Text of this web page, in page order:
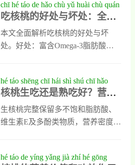
核桃对
物质能减轻人体对胰岛素的抵抗
性，能增强人体的耐糖能力，可以
加快身体内多余糖分的分解与代
谢，平时多吃一些核桃仁能稳定血
还能让血糖慢慢降下来。2
能晒干以后煮粥喝。青皮核桃仁滋
味诱人养生功效出色，但食用时也
要注意它的食用禁忌。青皮核桃仁
的功效与作用1、美容养颜美容养颜
肤的抗氧化能力，可延缓皮肤衰
老，而它含有的植物蛋白和其他活
性成分则能滋养细嫩肌肤，能促进
皮肤细胞再生和低谢也能防止皱纹
育，它不但能让人体
chī hé táo de hǎo chù yǔ huài chù quán
miàn jiě xī hé táo de yíng yǎng jià zhí
yǔ jiàn kāng yǐng xiǎng
吃核桃的好处与坏处：全面
解析核桃的营养价值与健康
影响
本文全面解析吃核桃的好处与坏
处。好处：富含Omega-3脂肪酸、
高，过量易致肥胖；部分人群可能
过敏。建议每天适量食用，并留意
过敏反应。还介绍了核桃入菜、核
桃油等多种食用方式。
hé táo shēng chī hái shì shú chī hǎo
yíng yǎng kǒu gǎn yǔ xī shōu de quán
miàn quán héng
核桃生吃还是熟吃好？营
养、口感与吸收的全面权衡
生核桃完整保留多不饱和脂肪酸、
维生素E及多酚类物质，营养密度最
涩，肠胃弱者可能消化不良。熟核
hé táo de yíng yǎng jià zhí hé gōng